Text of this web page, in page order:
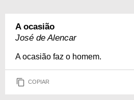
A ocasião
José de Alencar
A ocasião faz o homem.
COPIAR